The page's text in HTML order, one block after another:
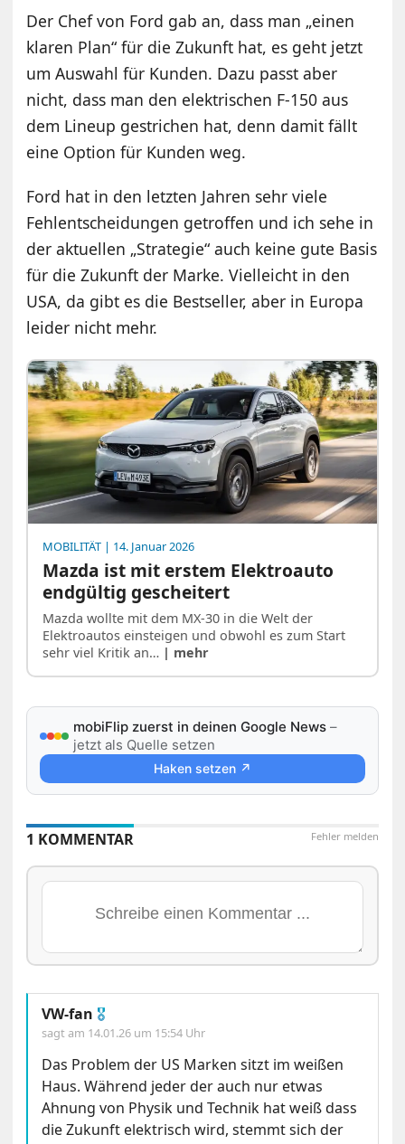
Der Chef von Ford gab an, dass man „einen
klaren Plan“ für die Zukunft hat, es geht jetzt
um Auswahl für Kunden. Dazu passt aber
nicht, dass man den elektrischen F-150 aus
dem Lineup gestrichen hat, denn damit fällt
eine Option für Kunden weg.
Ford hat in den letzten Jahren sehr viele
Fehlentscheidungen getroffen und ich sehe in
der aktuellen „Strategie“ auch keine gute Basis
für die Zukunft der Marke. Vielleicht in den
USA, da gibt es die Bestseller, aber in Europa
leider nicht mehr.
MOBILITÄT | 14. Januar 2026
Mazda ist mit erstem Elektroauto
endgültig gescheitert
Mazda wollte mit dem MX-30 in die Welt der
Elektroautos einsteigen und obwohl es zum Start
sehr viel Kritik an… | mehr
mobiFlip zuerst in deinen Google News –
jetzt als Quelle setzen
Haken setzen ↗
Fehler melden
1 KOMMENTAR
VW-fan 🎖
sagt am 14.01.26 um 15:54 Uhr
Das Problem der US Marken sitzt im weißen
Haus. Während jeder der auch nur etwas
Ahnung von Physik und Technik hat weiß dass
die Zukunft elektrisch wird, stemmt sich der